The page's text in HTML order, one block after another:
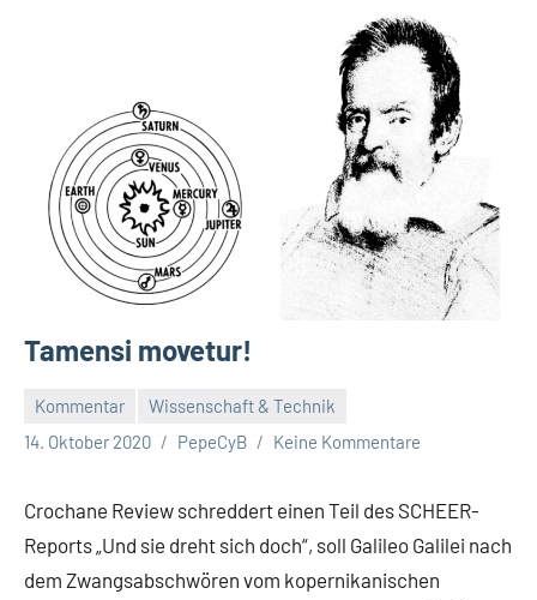
Tamensi movetur!
Kommentar
Wissenschaft & Technik
14. Oktober 2020
PepeCyB Keine Kommentare
Crochane Review schreddert einen Teil des SCHEER-
Reports „Und sie dreht sich doch“, soll Galileo Galilei nach
dem Zwangsabschwören vom kopernikanischen